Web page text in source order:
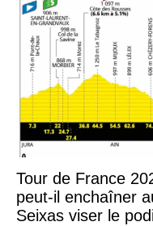
Tour de France
peut-il enchaîner
Seixas viser le